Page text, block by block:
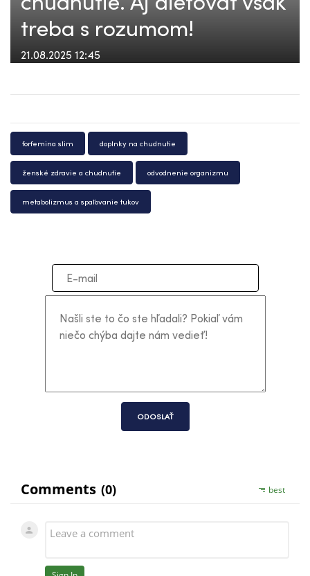
treba s rozumom!
21.08.2025 12:45
forfemina slim doplnky na chudnutie
ženské zdravie a chudnutie odvodnenie organizmu
metabolizmus a spaľovanie tukov
ODOSLAŤ